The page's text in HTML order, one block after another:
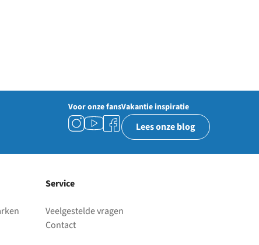
Voor onze fansVakantie inspiratie
Lees onze blog
Service
Veelgestelde vragen
Contact